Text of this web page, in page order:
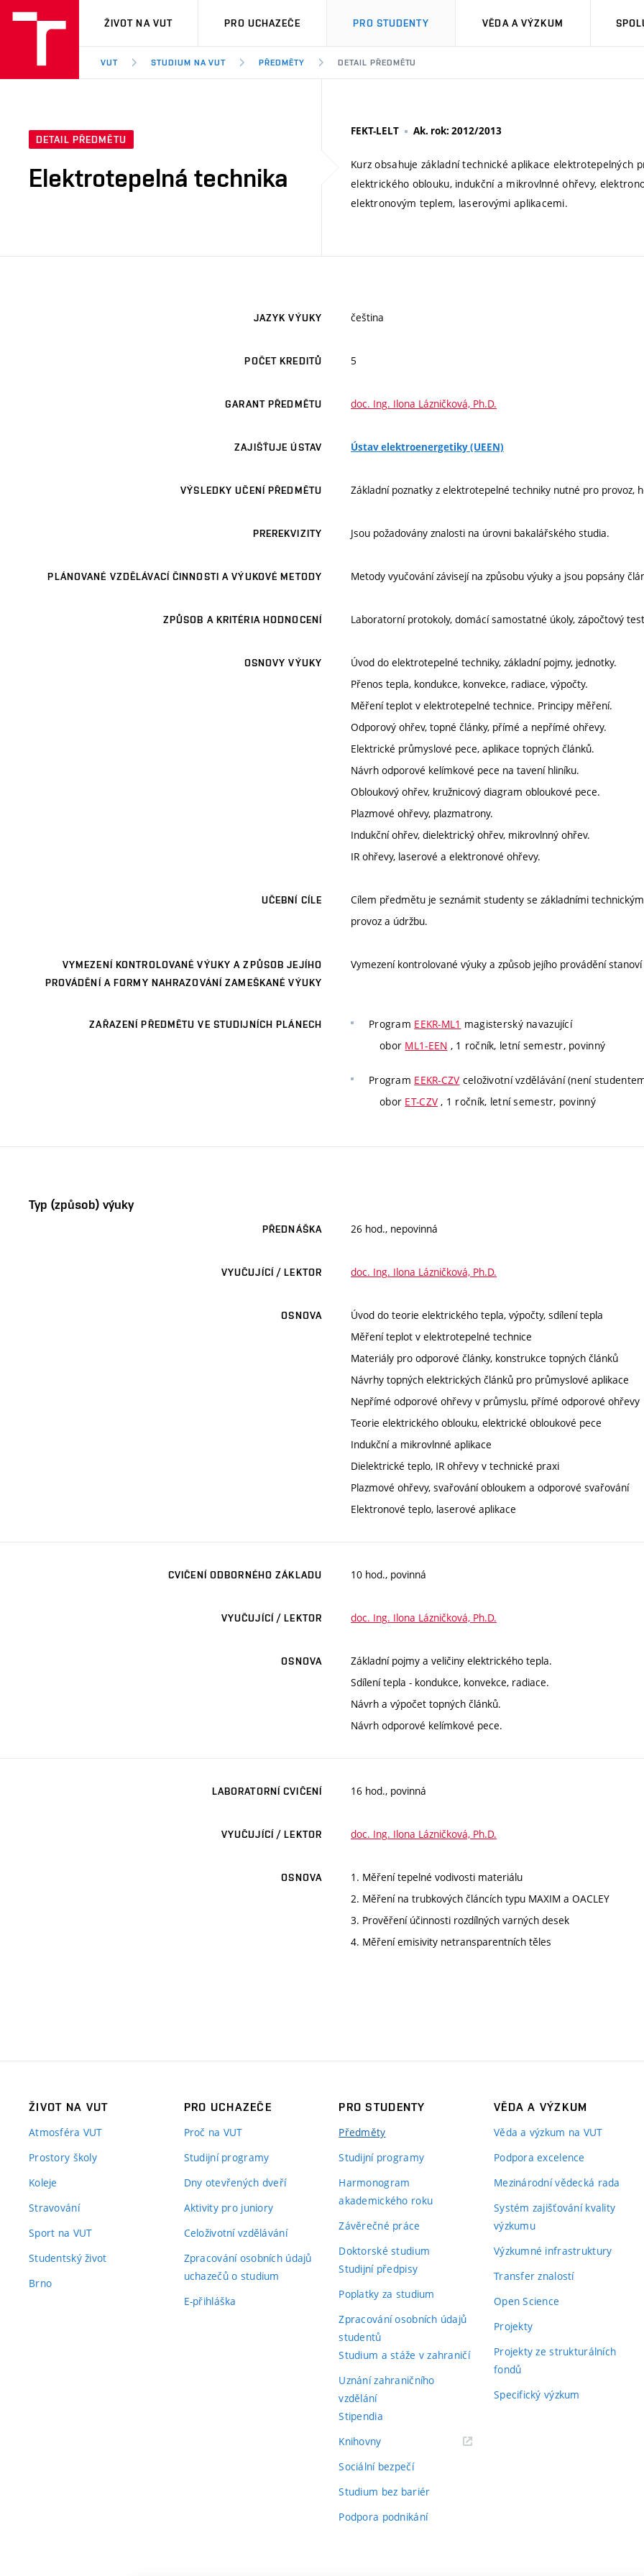
VUT
ŽIVOT NA VUT PRO UCHAZEČE PRO STUDENTY VĚDA A VÝZKUM
VUT STUDIUM NA VUT PŘEDMĚTY DETAIL PŘEDMĚTU
DETAIL PŘEDMĚTU
Elektrotepelná technika
FEKT-LELT Ak. rok: 2012/2013
Kurz obsahuje základní technické aplikace elektrotepelných
elektrického oblouku, indukční a mikrovlnné ohřevy,
elektronovým teplem, laserovými aplikacemi.
JAZYK VÝUKY čeština
POČET KREDITŮ 5
GARANT PŘEDMĚTU doc. Ing. Ilona Lázničková, Ph.D.
ZAJIŠŤUJE ÚSTAV Ústav elektroenergetiky (UEEN)
VÝSLEDKY UČENÍ PŘEDMĚTU Základní poznatky z elektrotepelné techniky nutné pro provoz,
PREREKVIZITY Jsou požadovány znalosti na úrovni bakalářského studia.
PLÁNOVANÉ VZDĚLÁVACÍ ČINNOSTI A VÝUKOVÉ METODY Metody vyučování závisejí na způsobu výuky a jsou popsány
ZPŮSOB A KRITÉRIA HODNOCENÍ Laboratorní protokoly, domácí samostatné úkoly, zápočtový
OSNOVY VÝUKY
Úvod do elektrotepelné techniky, základní pojmy, jednotky.
Přenos tepla, kondukce, konvekce, radiace, výpočty.
Měření teplot v elektrotepelné technice. Principy měření.
Odporový ohřev, topné články, přímé a nepřímé ohřevy.
Elektrické průmyslové pece, aplikace topných článků.
Návrh odporové kelímkové pece na tavení hliníku.
Obloukový ohřev, kružnicový diagram obloukové pece.
Plazmové ohřevy, plazmatrony.
Indukční ohřev, dielektrický ohřev, mikrovlnný ohřev.
IR ohřevy, laserové a elektronové ohřevy.
UČEBNÍ CÍLE
Cílem předmětu je seznámit studenty se základními
provoz a údržbu.
VYMEZENÍ KONTROLOVANÉ VÝUKY A ZPŮSOB JEJÍHO
PROVÁDĚNÍ A FORMY NAHRAZOVÁNÍ ZAMEŠKANÉ VÝUKY
Vymezení kontrolované výuky a způsob jejího provádění
ZAŘAZENÍ PŘEDMĚTU VE STUDIJNÍCH PLÁNECH Program EEKR-ML1 magisterský navazující
obor ML1-EEN , 1 ročník, letní semestr, povinný
Program EEKR-CZV celoživotní vzdělávání (není
obor ET-CZV , 1 ročník, letní semestr, povinný
Typ (způsob) výuky
PŘEDNÁŠKA 26 hod., nepovinná
VYUČUJÍCÍ / LEKTOR doc. Ing. Ilona Lázničková, Ph.D.
OSNOVA
Úvod do teorie elektrického tepla, výpočty, sdílení tepla
Měření teplot v elektrotepelné technice
Materiály pro odporové články, konstrukce topných článků
Návrhy topných elektrických článků pro průmyslové aplikace
Nepřímé odporové ohřevy v průmyslu, přímé odporové ohřevy
Teorie elektrického oblouku, elektrické obloukové pece
Indukční a mikrovlnné aplikace
Dielektrické teplo, IR ohřevy v technické praxi
Plazmové ohřevy, svařování obloukem a odporové svařování
Elektronové teplo, laserové aplikace
CVIČENÍ ODBORNÉHO ZÁKLADU 10 hod., povinná
VYUČUJÍCÍ / LEKTOR doc. Ing. Ilona Lázničková, Ph.D.
OSNOVA
Základní pojmy a veličiny elektrického tepla.
Sdílení tepla - kondukce, konvekce, radiace.
Návrh a výpočet topných článků.
Návrh odporové kelímkové pece.
LABORATORNÍ CVIČENÍ 16 hod., povinná
VYUČUJÍCÍ / LEKTOR doc. Ing. Ilona Lázničková, Ph.D.
OSNOVA
1. Měření tepelné vodivosti materiálu
2. Měření na trubkových článcích typu MAXIM a OACLEY
3. Prověření účinnosti rozdílných varných desek
4. Měření emisivity netransparentních těles
ŽIVOT NA VUT
Atmosféra VUT
Prostory školy
Koleje
Stravování
Sport na VUT
Studentský život
Brno
PRO UCHAZEČE
Proč na VUT
Studijní programy
Dny otevřených dveří
Aktivity pro juniory
Celoživotní vzdělávání
Zpracování osobních údajů
uchazečů o studium
E-přihláška
PRO STUDENTY
Předměty
Studijní programy
Harmonogram
akademického roku
Závěrečné práce
Doktorské studium
Studijní předpisy
Poplatky za studium
Zpracování osobních údajů
studentů
Studium a stáže v zahraničí
Uznání zahraničního
vzdělání
Stipendia
Knihovny(externí
Sociální bezpečí
Studium bez bariér
Podpora podnikání
VĚDA A VÝZKUM
Věda a výzkum na VUT
Podpora excelence
Mezinárodní vědecká rada
Systém zajišťování kvality
výzkumu
Výzkumné infrastruktury
Transfer znalostí
Open Science
Projekty
Projekty ze strukturálních
fondů
Specifický výzkum